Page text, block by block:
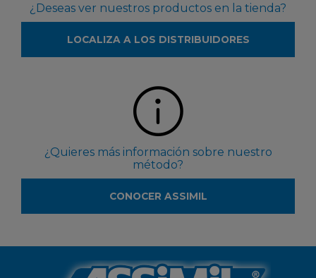
¿Deseas ver nuestros productos en la tienda?
LOCALIZA A LOS DISTRIBUIDORES
¿Quieres más información sobre nuestro
método?
CONOCER ASSIMIL